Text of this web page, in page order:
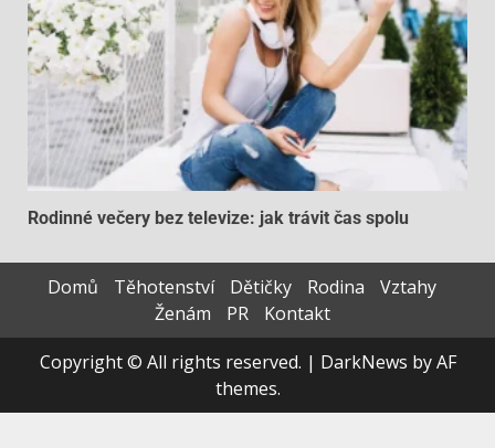
Rodinné večery bez televize: jak trávit čas spolu
Domů Těhotenství Dětičky Rodina
Vztahy
Ženám
PR
Kontakt
Copyright © All rights reserved. | DarkNews by AF
themes.